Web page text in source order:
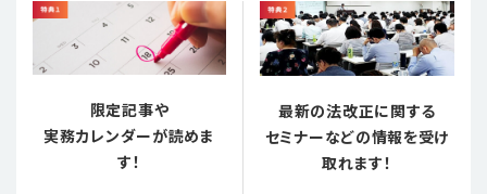
限定記事や
実務カレンダーが読めま
す！
最新の法改正に関する
セミナーなどの情報を受け
取れます！